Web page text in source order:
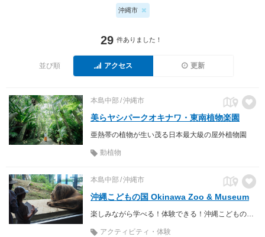
沖縄市
29 件ありました！
並び順 アクセス 更新
本島中部 沖縄市
美らヤシパークオキナワ・東南植物楽園
亜熱帯の植物が生い茂る日本最大級の屋外植物園
動植物
本島中部 沖縄市
沖縄こどもの国 Okinawa Zoo & Museum
楽しみながら学べる！体験できる！沖縄こどもの国Okinawa Zoo & Museum
アクティビティ・体験